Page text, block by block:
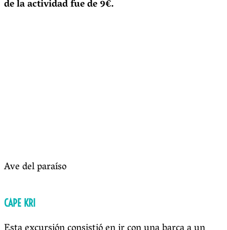
de la actividad fue de 9€.
Ave del paraíso
CAPE KRI